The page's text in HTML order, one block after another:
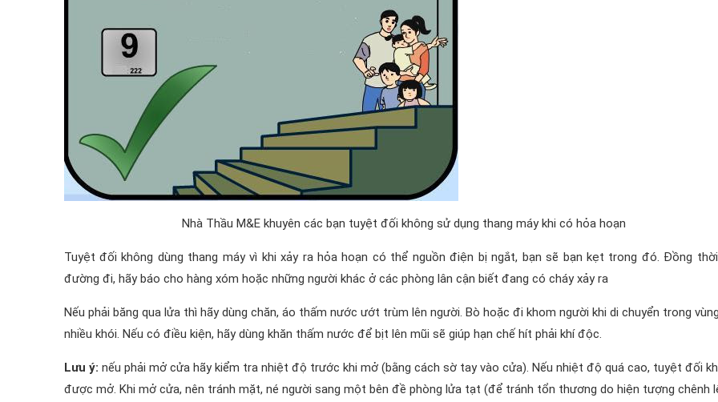
Nhà Thầu M&E khuyên các bạn tuyệt đối không sử dụng thang máy khi có hỏa hoạn
Tuyệt đối không dùng thang máy vì khi xảy ra hỏa hoạn có thể nguồn điện bị ngắt, bạn sẽ bạn kẹt trong đó. Đồng
đường đi, hãy báo cho hàng xóm hoặc những người khác ở các phòng lân cận biết đang có cháy xảy ra
Nếu phải băng qua lửa thì hãy dùng chăn, áo thấm nước ướt trùm lên người. Bò hoặc đi khom người khi di chuyển trong
nhiều khói. Nếu có điều kiện, hãy dùng khăn thấm nước để bịt lên mũi sẽ giúp hạn chế hít phải khí độc.
Lưu ý: nếu phải mở cửa hãy kiểm tra nhiệt độ trước khi mở (bằng cách sờ tay vào cửa). Nếu nhiệt độ quá cao, tuyệt đối
được mở. Khi mở cửa, nên tránh mặt, né người sang một bên đề phòng lửa tạt (để tránh tổn thương do hiện tượng chênh